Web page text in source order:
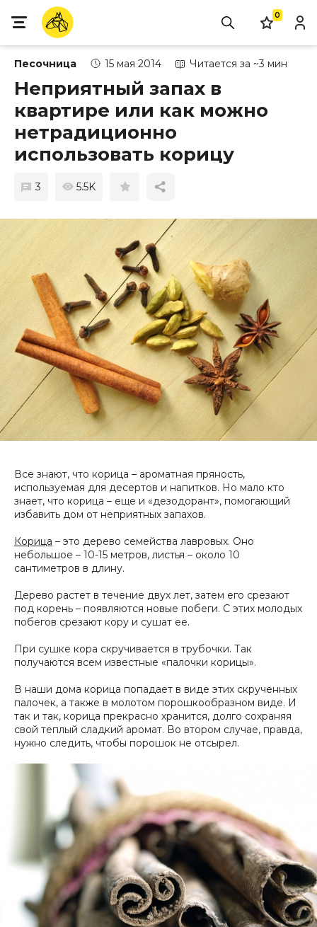
0
Песочница 15 мая 2014 Читается за ~3 мин
Неприятный запах в
квартире или как можно
нетрадиционно
использовать корицу
3 5.5K
Все знают, что корица – ароматная пряность,
используемая для десертов и напитков. Но мало кто
знает, что корица – еще и «дезодорант», помогающий
избавить дом от неприятных запахов.
Корица – это дерево семейства лавровых. Оно
небольшое – 10-15 метров, листья – около 10
сантиметров в длину.
Дерево растет в течение двух лет, затем его срезают
под корень – появляются новые побеги. С этих молодых
побегов срезают кору и сушат ее.
При сушке кора скручивается в трубочки. Так
получаются всем известные «палочки корицы».
В наши дома корица попадает в виде этих скрученных
палочек, а также в молотом порошкообразном виде. И
так и так, корица прекрасно хранится, долго сохраняя
свой теплый сладкий аромат. Во втором случае, правда,
нужно следить, чтобы порошок не отсырел.